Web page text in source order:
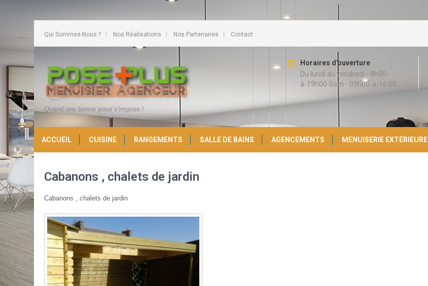
Qui Sommes-Nous ? Nos Réalisations Nos Partenaires Contact
Quand une bonne pose s'impose !
Horaires d’ouverture
Du lundi au vendredi - 8h00-
à-19h00 Sam - 09h00-à-16:00
ACCUEIL CUISINE RANGEMENTS SALLE DE BAINS AGENCEMENTS MENUISERIE EXTÉRIEURE
Cabanons , chalets de jardin
Cabanons , chalets de jardin